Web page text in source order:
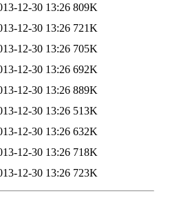
12-30 13:26 809K
12-30 13:26 721K
12-30 13:26 705K
12-30 13:26 692K
12-30 13:26 889K
12-30 13:26 513K
12-30 13:26 632K
12-30 13:26 718K
12-30 13:26 723K